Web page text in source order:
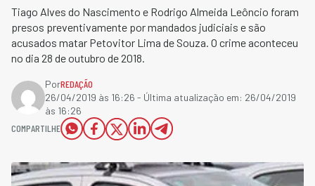
Tiago Alves do Nascimento e Rodrigo Almeida Leôncio foram
presos preventivamente por mandados judiciais e são
acusados matar Petovitor Lima de Souza. O crime aconteceu
no dia 28 de outubro de 2018.
PorREDAÇÃO
26/04/2019 às 16:26 - Última atualização em: 26/04/2019
às 16:26
COMPARTILHE